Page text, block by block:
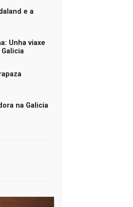
e a
Unha viaxe
na Galicia